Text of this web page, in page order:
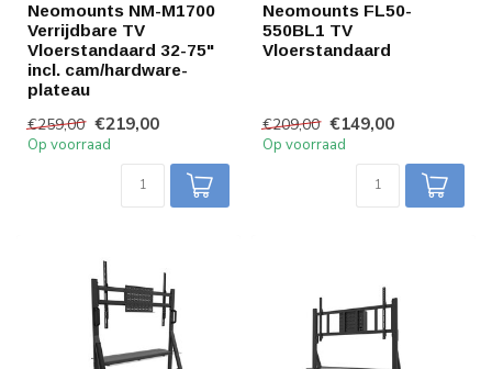
Neomounts NM-M1700
Verrijdbare TV
Vloerstandaard 32-75"
incl. cam/hardware-
plateau
€259,00 €219,00
Op voorraad
Neomounts FL50-
550BL1 TV
Vloerstandaard
€209,00 €149,00
Op voorraad